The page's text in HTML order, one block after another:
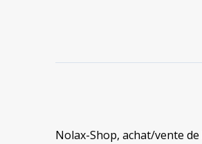
Nolax-Shop, achat/vente